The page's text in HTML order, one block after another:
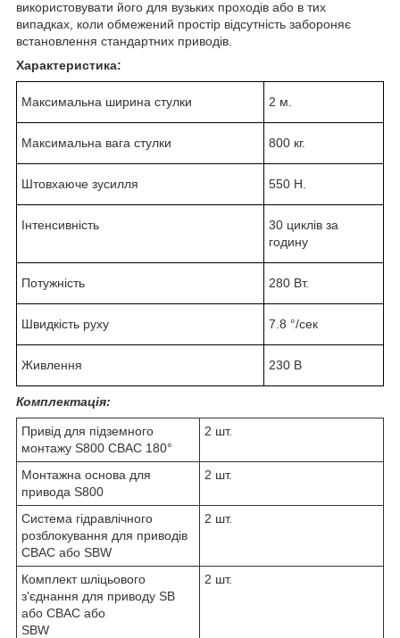
використовувати його для вузьких проходів або в тих
випадках, коли обмежений простір відсутність забороняє
встановлення стандартних приводів.
Характеристика:
Максимальна ширина стулки 2 м.
Максимальна вага стулки 800 кг.
Штовхаюче зусилля 550 Н.
Інтенсивність
30 циклів за
годину
Потужність 280 Вт.
Швидкість руху 7.8 °/сек
Живлення 230 В
Комплектація:
Привід для підземного
монтажу S800 CBAC 180°
2 шт.
Монтажна основа для
привода S800
2 шт.
Система гідравлічного
розблокування для приводів
CBAC або SBW
2 шт.
Комплект шліцьового
з'єднання для приводу SB
або CBAC або
SBW
2 шт.